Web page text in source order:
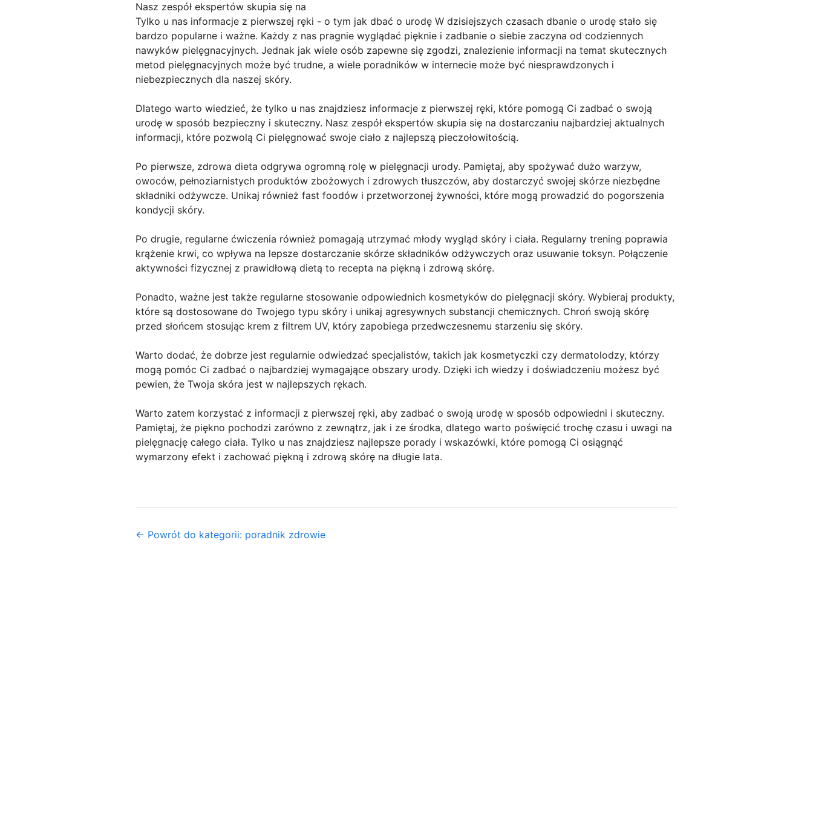
Nasz zespół ekspertów skupia się na
Tylko u nas informacje z pierwszej ręki - o tym jak dbać o urodę W dzisiejszych czasach dbanie o urodę stało się
bardzo popularne i ważne. Każdy z nas pragnie wyglądać pięknie i zadbanie o siebie zaczyna od codziennych
nawyków pielęgnacyjnych. Jednak jak wiele osób zapewne się zgodzi, znalezienie informacji na temat skutecznych
metod pielęgnacyjnych może być trudne, a wiele poradników w internecie może być niesprawdzonych i
niebezpiecznych dla naszej skóry.
Dlatego warto wiedzieć, że tylko u nas znajdziesz informacje z pierwszej ręki, które pomogą Ci zadbać o swoją
urodę w sposób bezpieczny i skuteczny. Nasz zespół ekspertów skupia się na dostarczaniu najbardziej aktualnych
informacji, które pozwolą Ci pielęgnować swoje ciało z najlepszą pieczołowitością.
Po pierwsze, zdrowa dieta odgrywa ogromną rolę w pielęgnacji urody. Pamiętaj, aby spożywać dużo warzyw,
owoców, pełnoziarnistych produktów zbożowych i zdrowych tłuszczów, aby dostarczyć swojej skórze niezbędne
składniki odżywcze. Unikaj również fast foodów i przetworzonej żywności, które mogą prowadzić do pogorszenia
kondycji skóry.
Po drugie, regularne ćwiczenia również pomagają utrzymać młody wygląd skóry i ciała. Regularny trening poprawia
krążenie krwi, co wpływa na lepsze dostarczanie skórze składników odżywczych oraz usuwanie toksyn. Połączenie
aktywności fizycznej z prawidłową dietą to recepta na piękną i zdrową skórę.
Ponadto, ważne jest także regularne stosowanie odpowiednich kosmetyków do pielęgnacji skóry. Wybieraj produkty,
które są dostosowane do Twojego typu skóry i unikaj agresywnych substancji chemicznych. Chroń swoją skórę
przed słońcem stosując krem z filtrem UV, który zapobiega przedwczesnemu starzeniu się skóry.
Warto dodać, że dobrze jest regularnie odwiedzać specjalistów, takich jak kosmetyczki czy dermatolodzy, którzy
mogą pomóc Ci zadbać o najbardziej wymagające obszary urody. Dzięki ich wiedzy i doświadczeniu możesz być
pewien, że Twoja skóra jest w najlepszych rękach.
Warto zatem korzystać z informacji z pierwszej ręki, aby zadbać o swoją urodę w sposób odpowiedni i skuteczny.
Pamiętaj, że piękno pochodzi zarówno z zewnątrz, jak i ze środka, dlatego warto poświęcić trochę czasu i uwagi na
pielęgnację całego ciała. Tylko u nas znajdziesz najlepsze porady i wskazówki, które pomogą Ci osiągnąć
wymarzony efekt i zachować piękną i zdrową skórę na długie lata.
← Powrót do kategorii: poradnik zdrowie